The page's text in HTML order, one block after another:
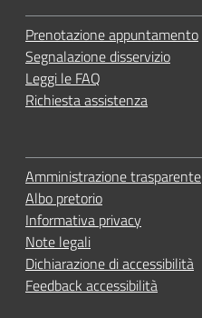
Prenotazione appuntamento
Segnalazione disservizio
Leggi le FAQ
Richiesta assistenza
Amministrazione trasparente
Albo pretorio
Informativa privacy
Note legali
Dichiarazione di accessibilità
Feedback accessibilità